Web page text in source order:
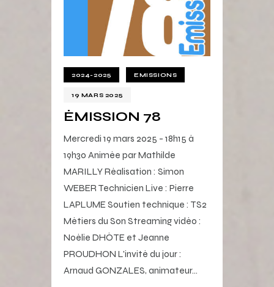
2024-2025 EMISSIONS
19 MARS 2025
ÉMISSION 78
Mercredi 19 mars 2025 - 18h15 à
19h30 Animée par Mathilde
MARILLY Réalisation : Simon
WEBER Technicien Live : Pierre
LAPLUME Soutien technique : TS2
Métiers du Son Streaming vidéo :
Noélie DHÔTE et Jeanne
PROUDHON L'invité du jour :
Arnaud GONZALES, animateur…